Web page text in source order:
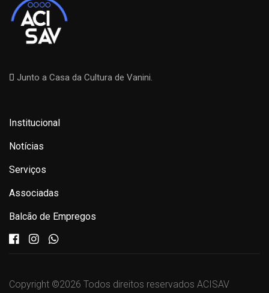
Junto a Casa da Cultura de Vanini.
Institucional
Notícias
Serviços
Associadas
Balcão de Empregos
Copyright ©2026 Todos direitos reservados ACISAV